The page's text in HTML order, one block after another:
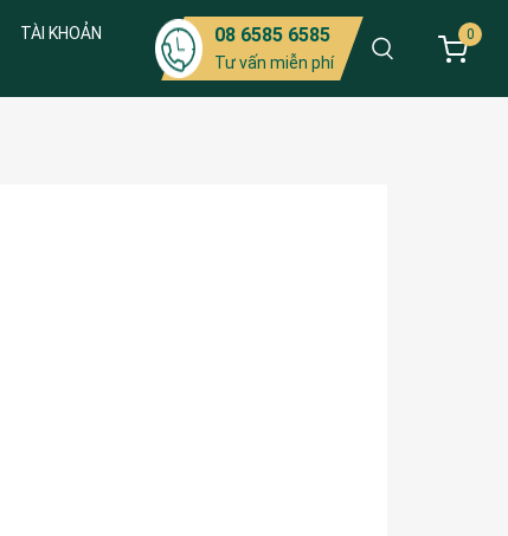
TÀI KHOẢN 08 6585 6585
Tư vấn miễn phí
0